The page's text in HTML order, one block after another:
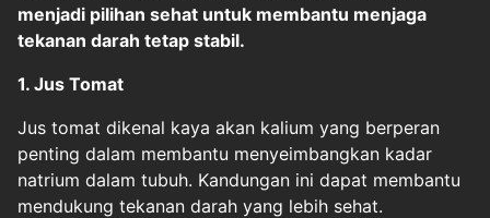
menjadi pilihan sehat untuk membantu menjaga
tekanan darah tetap stabil.
1. Jus Tomat
Jus tomat dikenal kaya akan kalium yang berperan
penting dalam membantu menyeimbangkan kadar
natrium dalam tubuh. Kandungan ini dapat membantu
mendukung tekanan darah yang lebih sehat.